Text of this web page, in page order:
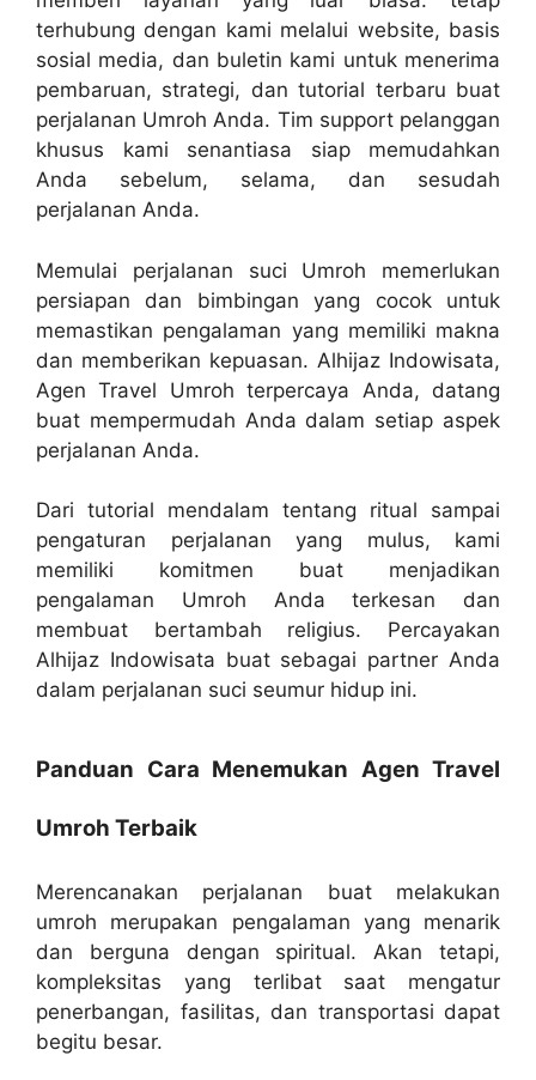
terhubung dengan kami melalui website, basis
sosial media, dan buletin kami untuk menerima
pembaruan, strategi, dan tutorial terbaru buat
perjalanan Umroh Anda. Tim support pelanggan
khusus kami senantiasa siap memudahkan
Anda sebelum, selama, dan sesudah
perjalanan Anda.
Memulai perjalanan suci Umroh memerlukan
persiapan dan bimbingan yang cocok untuk
memastikan pengalaman yang memiliki makna
dan memberikan kepuasan. Alhijaz Indowisata,
Agen Travel Umroh terpercaya Anda, datang
buat mempermudah Anda dalam setiap aspek
perjalanan Anda.
Dari tutorial mendalam tentang ritual sampai
pengaturan perjalanan yang mulus, kami
memiliki komitmen buat menjadikan
pengalaman Umroh Anda terkesan dan
membuat bertambah religius. Percayakan
Alhijaz Indowisata buat sebagai partner Anda
dalam perjalanan suci seumur hidup ini.
Panduan Cara Menemukan Agen Travel
Umroh Terbaik
Merencanakan perjalanan buat melakukan
umroh merupakan pengalaman yang menarik
dan berguna dengan spiritual. Akan tetapi,
kompleksitas yang terlibat saat mengatur
penerbangan, fasilitas, dan transportasi dapat
begitu besar.